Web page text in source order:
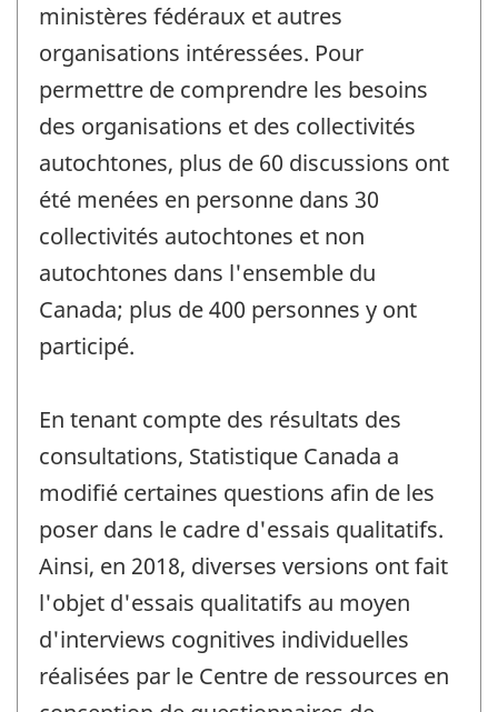
ministères fédéraux et autres
organisations intéressées. Pour
permettre de comprendre les besoins
des organisations et des collectivités
autochtones, plus de 60 discussions ont
été menées en personne dans 30
collectivités autochtones et non
autochtones dans l'ensemble du
Canada; plus de 400 personnes y ont
participé.
En tenant compte des résultats des
consultations, Statistique Canada a
modifié certaines questions afin de les
poser dans le cadre d'essais qualitatifs.
Ainsi, en 2018, diverses versions ont fait
l'objet d'essais qualitatifs au moyen
d'interviews cognitives individuelles
réalisées par le Centre de ressources en